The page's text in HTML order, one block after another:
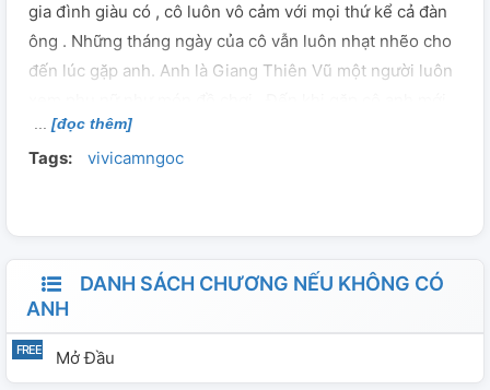
gia đình giàu có , cô luôn vô cảm với mọi thứ kể cả đàn
ông . Những tháng ngày của cô vẫn luôn nhạt nhẽo cho
đến lúc gặp anh. Anh là Giang Thiên Vũ một người luôn
nhận ra vẫn có người mà anh muốn có được, muốn cùng
nắm tay đi hết cuộc đời không bao giờ buông ra. Liệu
[đọc thêm]
Tags: vivicamngoc
DANH SÁCH CHƯƠNG NẾU KHÔNG CÓ
ANH
Mở Đầu